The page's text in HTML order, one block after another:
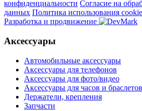
конфиденциальности Согласие на
данных Пoлитикa иcпoльзoвaния
Разработка и продвижение
Аксессуары
Автомобильные аксессуары
Аксессуары для телефонов
Аксессуары для фото/видео
Аксессуары для часов и браслетов
Держатели, крепления
Запчасти